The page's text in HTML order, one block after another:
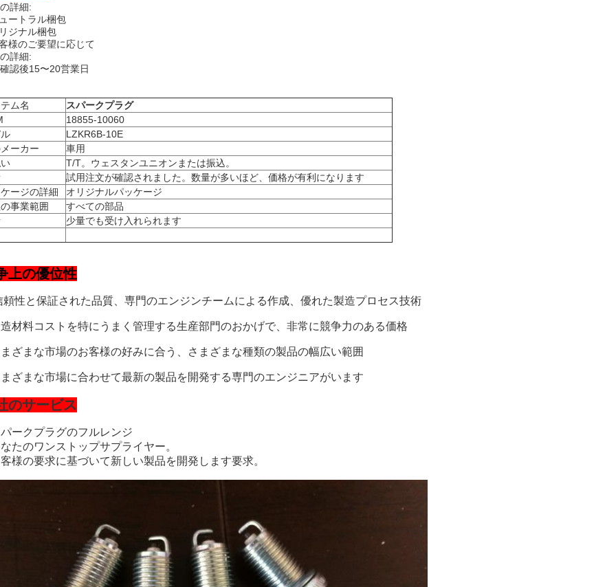
詳細:
ートラル梱包
ジナル梱包
様のご要望に応じて
詳細:
認後15〜20営業日
ム名
スパークプラグ
18855-10060
LZKR6B-10E
ーカー
車用
T/T。ウェスタンユニオンまたは振込。
試用注文が確認されました。数量が多いほど、価格が有利になります
ージの詳細
オリジナルパッケージ
事業範囲
すべての部品
少量でも受け入れられます
上の優位性
頼性と保証された品質、専門のエンジンチームによる作成、優れた製造プロセス技術
材料コストを特にうまく管理する生産部門のおかげで、非常に競争力のある価格
ざまな市場のお客様の好みに合う、さまざまな種類の製品の幅広い範囲
ざまな市場に合わせて最新の製品を開発する専門のエンジニアがいます
のサービス
ークプラグのフルレンジ
たのワンストップサプライヤー。
様の要求に基づいて新しい製品を開発します要求。